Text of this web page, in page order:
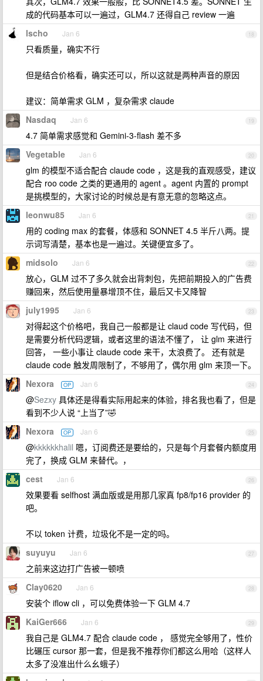
成的代码基本可以一遍过，GLM4.7 还得自己 review 一遍
18
lscho Jan 6
只看质量，确实不行
但是结合价格看，确实还可以，所以这就是两种声音的原因
建议：简单需求 GLM ，复杂需求 claude
19
Nasdaq Jan 6
4.7 简单需求感觉和 Gemini-3-flash 差不多
20
Vegetable Jan 6
glm 的模型不适合配合 claude code ，这是我的直观感受，建议
配合 roo code 之类的更通用的 agent 。agent 内置的 prompt
是挑模型的，大家讨论的时候总是有意无意的忽略这点。
21
leonwu85 Jan 6
用的 coding max 的套餐，体感和 SONNET 4.5 半斤八两。提
示词写清楚，基本也是一遍过。关键便宜多了。
22
midsolo Jan 6
放心，GLM 过不了多久就会出背刺包，先把前期投入的广告费
赚回来，然后使用量暴增顶不住，最后又卡又降智
23
july1995 Jan 6
对得起这个价格吧，我自己一般都是让 claud code 写代码，但
是需要分析代码逻辑，或者这里的语法不懂了， 让 glm 来进行
回答， 一些小事让 claude code 来干，太浪费了。 还有就是
claude code 触发周限制了，不够用了，偶尔用 glm 来顶一下。
24
Nexora OP Jan 6
@Sezxy 具体还是得看实际用起来的体验，排名我也看了，但是
看到不少人说 “上当了”🤣
25
Nexora OP Jan 6
@kkkkkkhalil 嗯，订阅费还是要给的，只是每个月套餐内额度用
完了，换成 GLM 来替代。，
26
cest Jan 6
效果要看 selfhost 满血版或是用那几家真 fp8/fp16 provider 的
吧。
不以 token 计费，垃圾化不是一定的吗。
27
suyuyu Jan 6
之前来这边打广告被一顿喷
28
Clay0620 Jan 6
安装个 iflow cli ，可以免费体验一下 GLM 4.7
29
KaiGer666 Jan 6
我自己是 GLM4.7 配合 claude code ， 感觉完全够用了，性价
比碾压 cursor 那一套，但是我不推荐你们都这么用哈（这样人
太多了没准出什么幺蛾子）